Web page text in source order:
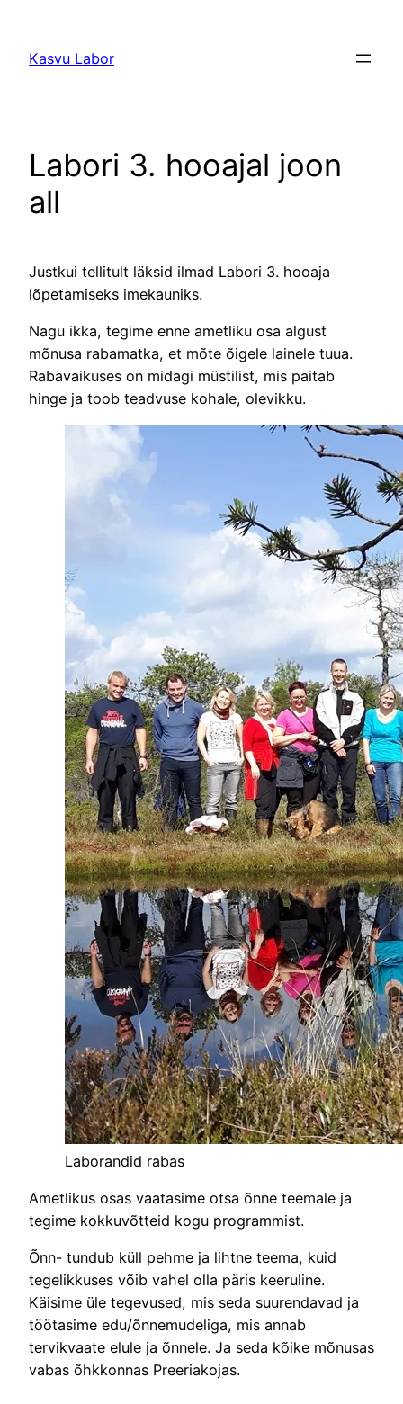
juurde
Kasvu Labor
Labori 3. hooajal joon
all
Justkui tellitult läksid ilmad Labori 3. hooaja
lõpetamiseks imekauniks.
Nagu ikka, tegime enne ametliku osa algust
mõnusa rabamatka, et mõte õigele lainele tuua.
Rabavaikuses on midagi müstilist, mis paitab
hinge ja toob teadvuse kohale, olevikku.
Laborandid rabas
Ametlikus osas vaatasime otsa õnne teemale ja
tegime kokkuvõtteid kogu programmist.
Õnn- tundub küll pehme ja lihtne teema, kuid
tegelikkuses võib vahel olla päris keeruline.
Käisime üle tegevused, mis seda suurendavad ja
töötasime edu/õnnemudeliga, mis annab
tervikvaate elule ja õnnele. Ja seda kõike mõnusas
vabas õhkkonnas Preeriakojas.